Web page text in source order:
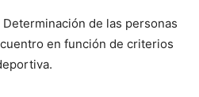
de las personas
en función de criterios